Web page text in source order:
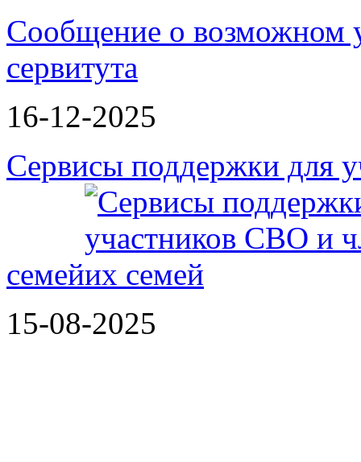
Сообщение о возможном
сервитута
16-12-2025
Сервисы поддержки для
семей
15-08-2025